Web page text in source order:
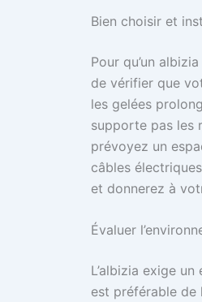
Bien choisir et
Pour qu’un
de vérifier que
les gelées
supporte pas les
prévoyez un
câbles
et donnerez à
Évaluer
L’albizia exige
est préférable de